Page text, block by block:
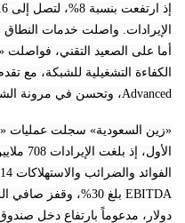
الإيرادات. واصلت خدمات النطاق
أما على الصعيد التقني، فواصلت
Advanced، وتحسن في مرونة الشبكة، وتعزيز إضافي للتمكين الرقمي.
«زين السعودية» سجلت عمليات
الأول،